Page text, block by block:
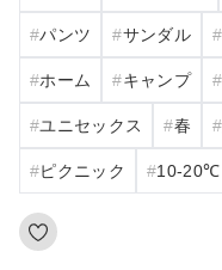
パンツ サンダル
ホーム キャンプ
ユニセックス 春
ピクニック 10‐20℃